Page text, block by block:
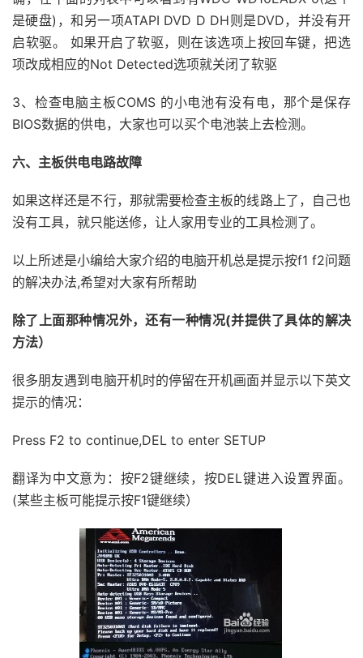
是硬盘)，和另一项ATAPI DVD D DH则是DVD，并没有开
启软驱。 如果开启了软驱，则在该选项上按回车键，把选
项改成相应的Not Detected选项就关闭了软驱
3、检查电脑主板COMS 的小电池有没有电，那个是保存
BIOS数据的供电，大家也可以买个电池装上去检测。
六、主板供电电路故障
如果这样还是不行，那就需要检查主板的线路上了，自己也
没有工具，就只能送修，让人家用专业的工具检测了。
以上所述是小编给大家介绍的电脑开机总是提示按f1 f2问题
的解决办法,希望对大家有所帮助
除了上面那种情况外，还有一种情况(并提供了具体的解决
方法）
很多朋友遇到电脑开机时的停留在开机画面并显示以下英文
提示的情况：
Press F2 to continue,DEL to enter SETUP
翻译为中文意为：按F2键继续，按DEL键进入设置界面。
(某些主板可能提示按F1键继续）